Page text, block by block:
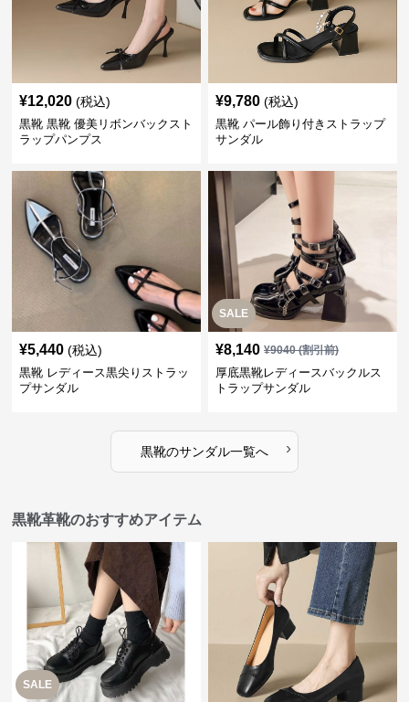
¥12,020 (税込)
黒靴 黒靴 優美リボンバックスト
ラップパンプス
¥9,780 (税込)
黒靴 パール飾り付きストラップ
サンダル
¥5,440 (税込)
黒靴 レディース黒尖りストラッ
プサンダル
SALE
¥8,140 ¥9040(割引前)
厚底黒靴レディースバックルス
トラップサンダル
黒靴のサンダル一覧へ ›
黒靴革靴のおすすめアイテム
SALE